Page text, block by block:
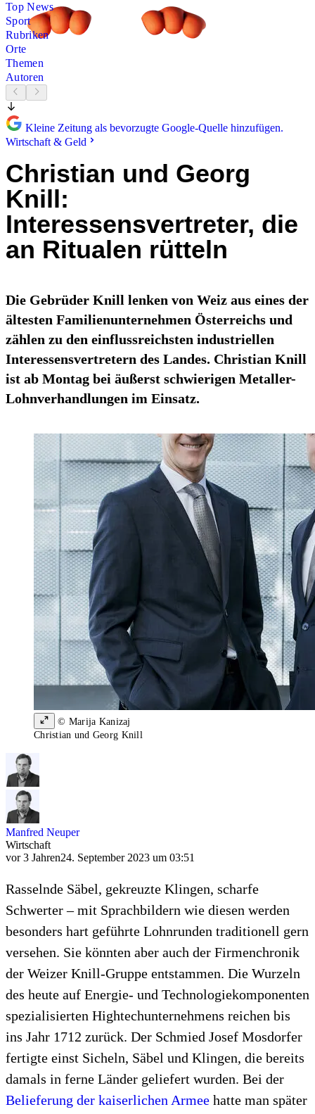
Top News
Sport
Rubriken
Orte
Themen
Autoren
Kleine Zeitung als bevorzugte Google-Quelle hinzufügen.
Wirtschaft & Geld
Christian und Georg
Knill:
Interessensvertreter, die
an Ritualen rütteln
Die Gebrüder Knill lenken von Weiz aus eines der
ältesten Familienunternehmen Österreichs und
zählen zu den einflussreichsten industriellen
Interessensvertretern des Landes. Christian Knill
ist ab Montag bei äußerst schwierigen Metaller-
Lohnverhandlungen im Einsatz.
© Marija Kanizaj
Christian und Georg Knill
Manfred Neuper
Wirtschaft
vor 3 Jahren24. September 2023 um 03:51
Rasselnde Säbel, gekreuzte Klingen, scharfe
Schwerter – mit Sprachbildern wie diesen werden
besonders hart geführte Lohnrunden traditionell gern
versehen. Sie könnten aber auch der Firmenchronik
der Weizer Knill-Gruppe entstammen. Die Wurzeln
des heute auf Energie- und Technologiekomponenten
spezialisierten Hightechunternehmens reichen bis
ins Jahr 1712 zurück. Der Schmied Josef Mosdorfer
fertigte einst Sicheln, Säbel und Klingen, die bereits
damals in ferne Länder geliefert wurden. Bei der
Belieferung der kaiserlichen Armee hatte man später